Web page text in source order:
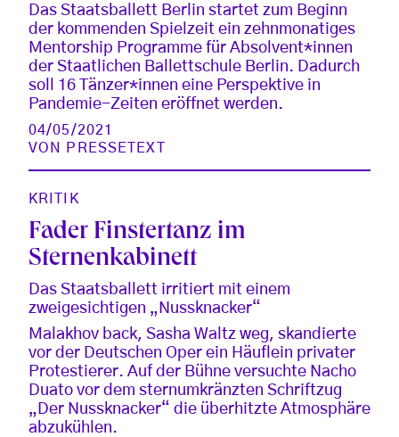
Das Staatsballett Berlin startet zum Beginn
der kommenden Spielzeit ein zehnmonatiges
Mentorship Programme für Absolvent*innen
der Staatlichen Ballettschule Berlin. Dadurch
soll 16 Tänzer*innen eine Perspektive in
Pandemie-Zeiten eröffnet werden.
04/05/2021
VON
PRESSETEXT
KRITIK
Fader Finstertanz im
Sternenkabinett
Das Staatsballett irritiert mit einem
zweigesichtigen „Nussknacker“
Malakhov back, Sasha Waltz weg, skandierte
vor der Deutschen Oper ein Häuflein privater
Protestierer. Auf der Bühne versuchte Nacho
Duato vor dem sternumkränzten Schriftzug
„Der Nussknacker“ die überhitzte Atmosphäre
abzukühlen.